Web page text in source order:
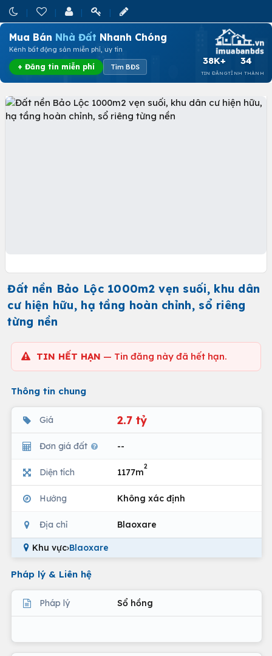
Mua Bán Nhà Đất Nhanh Chóng
Kênh bất động sản miễn phí, uy tín
+ Đăng tin miễn phí Tìm BĐS
38K+
TIN ĐĂNG
34
TỈNH THÀNH
Đất nền Bảo Lộc 1000m2 vẹn suối, khu dân
cư hiện hữu, hạ tầng hoàn chỉnh, sổ riêng
từng nền
TIN HẾT HẠN — Tin đăng này đã hết hạn.
Thông tin chung
Giá 2.7 tỷ
Đơn giá đất --
Diện tích 1177m
2
Hướng Không xác định
Địa chỉ Blaoxare
Khu vực›Blaoxare
Pháp lý & Liên hệ
Pháp lý Sổ hồng